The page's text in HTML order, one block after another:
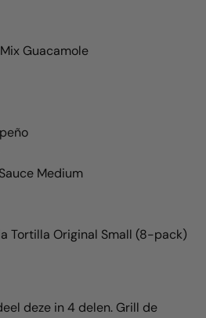
Guacamole
Medium
Tortilla Original Small (8-pack)
deze in 4 delen. Grill de